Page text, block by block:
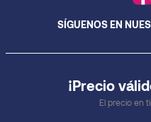
¡Precio
El precio en
SÍGUENOS EN